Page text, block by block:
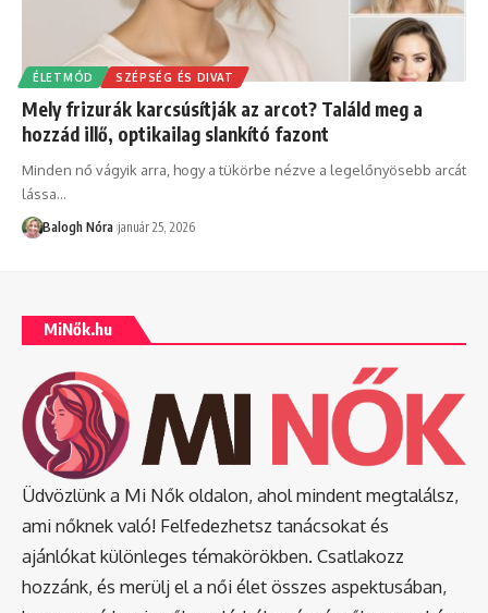
ÉLETMÓD SZÉPSÉG ÉS DIVAT
Mely frizurák karcsúsítják az arcot? Találd meg a
hozzád illő, optikailag slankító fazont
Minden nő vágyik arra, hogy a tükörbe nézve a legelőnyösebb arcát
lássa…
Balogh Nóra január 25, 2026
MiNők.hu
Üdvözlünk a Mi Nők oldalon, ahol mindent megtalálsz,
ami nőknek való! Felfedezhetsz tanácsokat és
ajánlókat különleges témakörökben. Csatlakozz
hozzánk, és merülj el a női élet összes aspektusában,